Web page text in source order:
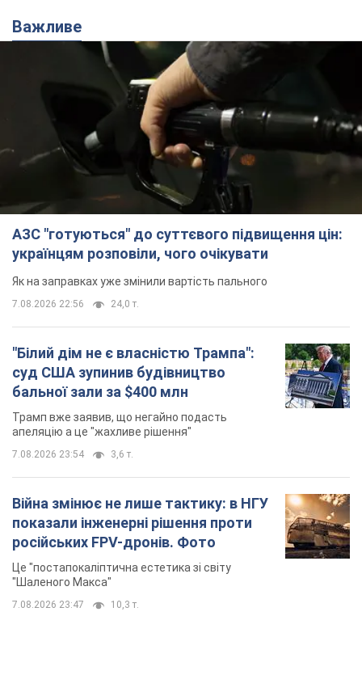
Важливе
АЗС "готуються" до суттєвого підвищення цін:
українцям розповіли, чого очікувати
Як на заправках уже змінили вартість пального
7.08.2026 22:56 24,0 т.
"Білий дім не є власністю Трампа":
суд США зупинив будівництво
бальної зали за $400 млн
Трамп вже заявив, що негайно подасть
апеляцію а це "жахливе рішення"
7.08.2026 23:54 3,6 т.
Війна змінює не лише тактику: в НГУ
показали інженерні рішення проти
російських FPV-дронів. Фото
Це "постапокаліптична естетика зі світу
"Шаленого Макса"
7.08.2026 23:47 10,3 т.